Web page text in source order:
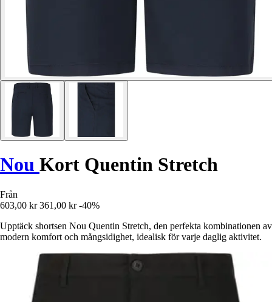
Nou Kort Quentin Stretch
Från
603,00 kr 361,00 kr -40%
Upptäck shortsen Nou Quentin Stretch, den perfekta kombinationen av
modern komfort och mångsidighet, idealisk för varje daglig aktivitet.